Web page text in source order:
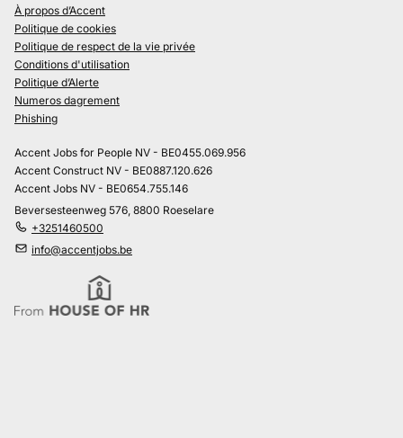
À propos d’Accent
Politique de cookies
Politique de respect de la vie privée
Conditions d'utilisation
Politique d’Alerte
Numeros dagrement
Phishing
Accent Jobs for People NV - BE0455.069.956
Accent Construct NV - BE0887.120.626
Accent Jobs NV - BE0654.755.146
Beversesteenweg 576, 8800 Roeselare
+3251460500
info@accentjobs.be